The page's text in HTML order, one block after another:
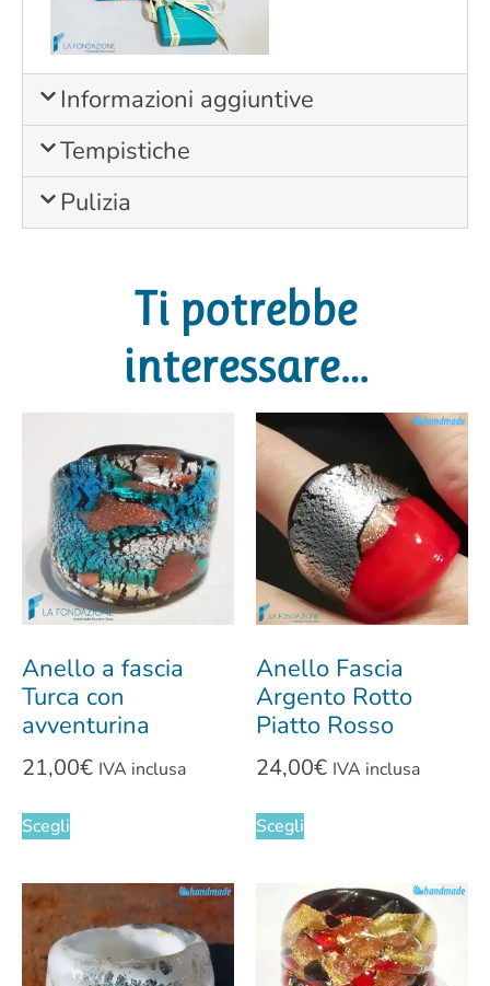
Informazioni aggiuntive
Tempistiche
Pulizia
Ti potrebbe
interessare…
Anello a fascia
Turca con
avventurina
21,00€ IVA inclusa
Scegli
Anello Fascia
Argento Rotto
Piatto Rosso
24,00€ IVA inclusa
Scegli